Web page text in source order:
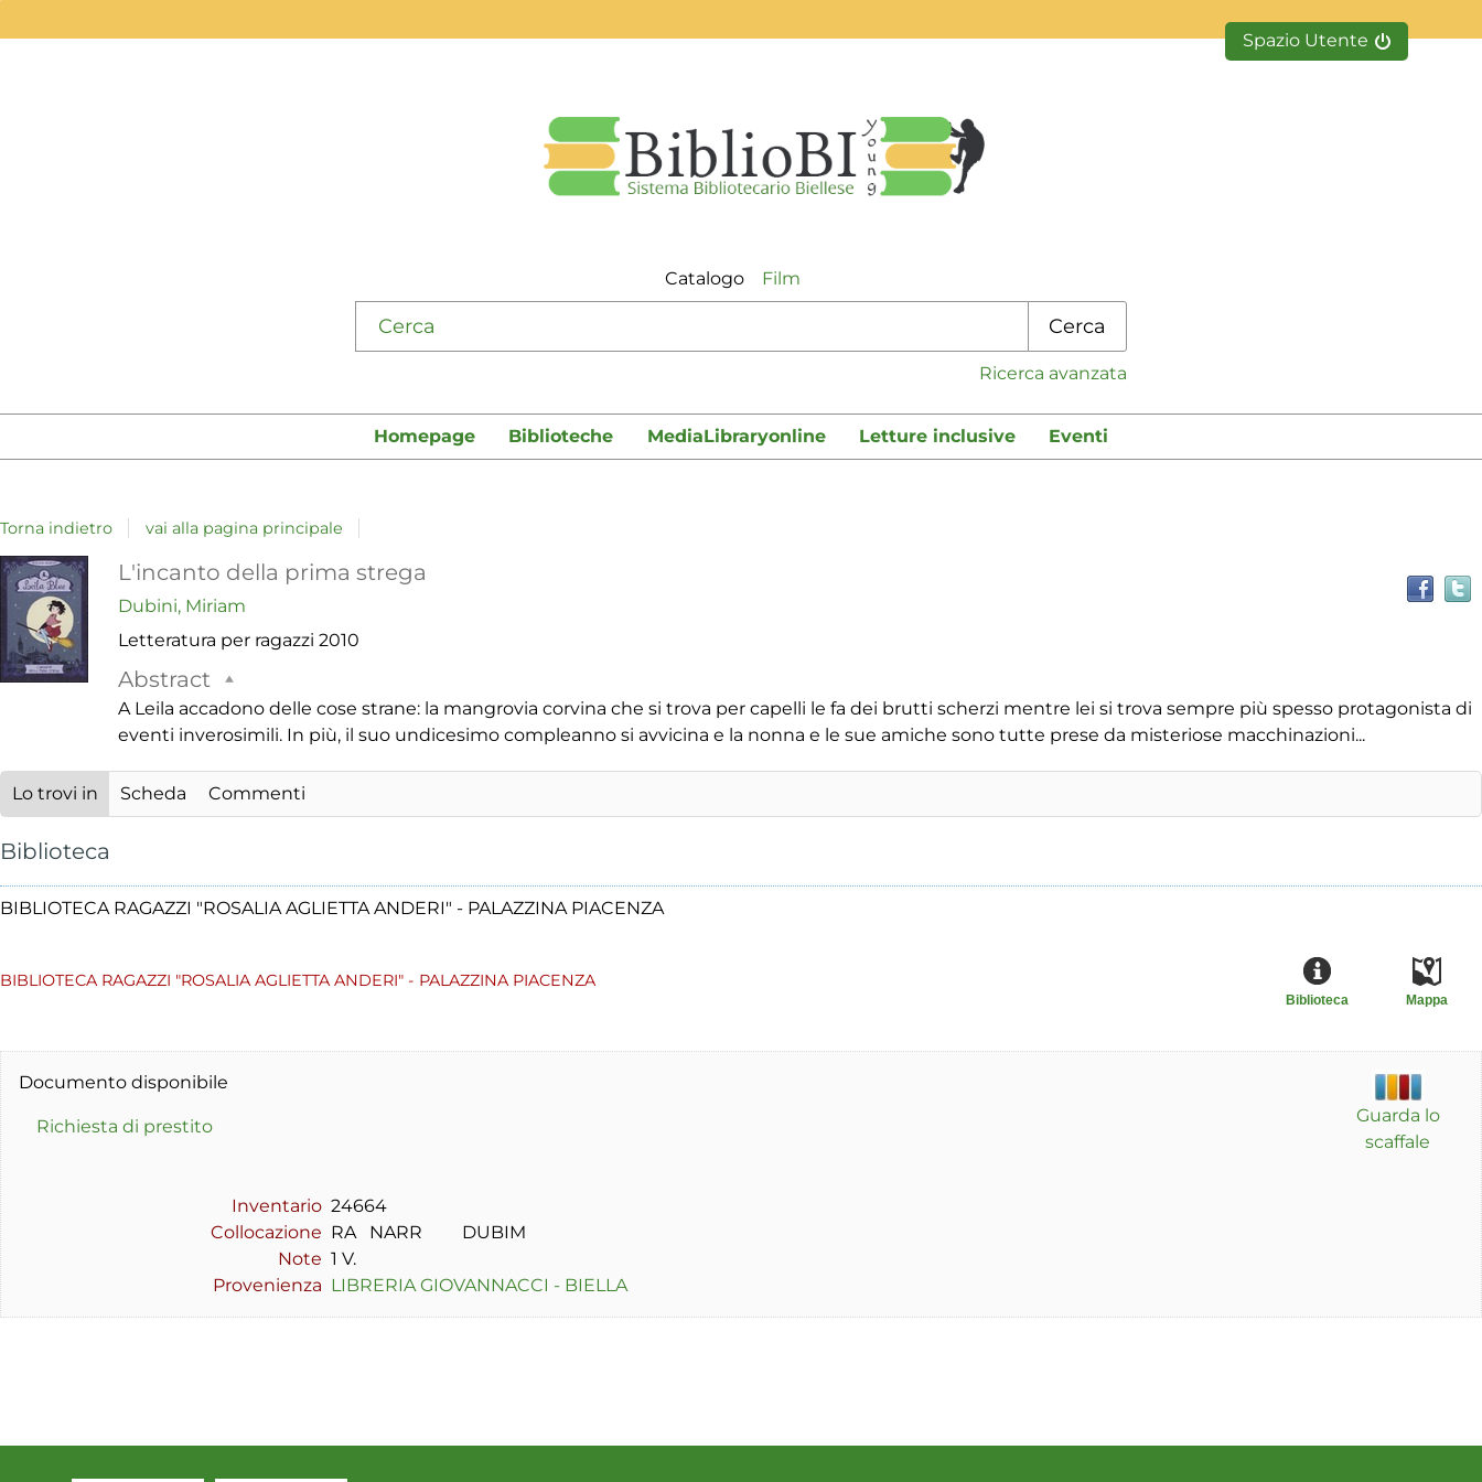
Spazio Utente
Catalogo
Film
Cerca
Ricerca avanzata
Homepage Biblioteche MediaLibraryonline Letture inclusive Eventi
Torna indietro vai alla pagina principale
Dettaglio
del
documento
L'incanto della prima strega
Dubini, Miriam
Letteratura per ragazzi 2010
Abstract
A Leila accadono delle cose strane: la mangrovia corvina che si trova per capelli le fa dei brutti scherzi mentre lei si trova sempre più spesso protagonista di
eventi inverosimili. In più, il suo undicesimo compleanno si avvicina e la nonna e le sue amiche sono tutte prese da misteriose macchinazioni...
Lo trovi in Scheda Commenti
Biblioteca
BIBLIOTECA RAGAZZI "ROSALIA AGLIETTA ANDERI" - PALAZZINA PIACENZA
BIBLIOTECA RAGAZZI "ROSALIA AGLIETTA ANDERI" - PALAZZINA PIACENZA
Mappa
Biblioteca
Documento disponibile
Richiesta di prestito
Inventario 24664
Collocazione RA   NARR         DUBIM
Note 1 V.
Provenienza LIBRERIA GIOVANNACCI - BIELLA
Guarda lo
scaffale